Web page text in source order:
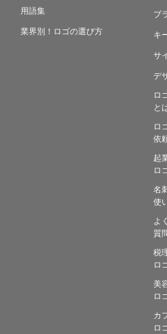
用語集
業界別！ロゴの選び方
プ
キ
サ
デ
ロ
と
ロ
依
起
ロ
名
使
よ
質
税
ロ
美
ロ
カ
ロ